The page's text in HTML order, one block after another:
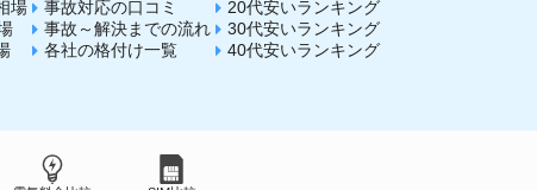
場
事故対応の口コミ
事故～解決までの流れ
各社の格付け一覧
20代安いランキング
30代安いランキング
40代安いランキング